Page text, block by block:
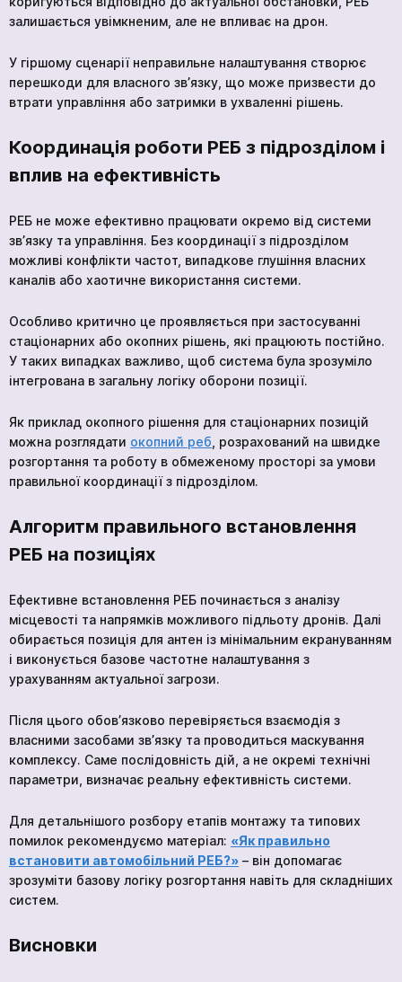
залишається увімкненим, але не впливає на дрон.
У гіршому сценарії неправильне налаштування створює
перешкоди для власного зв’язку, що може призвести до
втрати управління або затримки в ухваленні рішень.
Координація роботи РЕБ з підрозділом і
вплив на ефективність
РЕБ не може ефективно працювати окремо від системи
зв’язку та управління. Без координації з підрозділом
можливі конфлікти частот, випадкове глушіння власних
каналів або хаотичне використання системи.
Особливо критично це проявляється при застосуванні
стаціонарних або окопних рішень, які працюють постійно.
У таких випадках важливо, щоб система була зрозуміло
інтегрована в загальну логіку оборони позиції.
Як приклад окопного рішення для стаціонарних позицій
можна розглядати окопний реб , розрахований на швидке
розгортання та роботу в обмеженому просторі за умови
правильної координації з підрозділом.
Алгоритм правильного встановлення
РЕБ на позиціях
Ефективне встановлення РЕБ починається з аналізу
місцевості та напрямків можливого підльоту дронів. Далі
обирається позиція для антен із мінімальним екрануванням
і виконується базове частотне налаштування з
урахуванням актуальної загрози.
Після цього обов’язково перевіряється взаємодія з
власними засобами зв’язку та проводиться маскування
комплексу. Саме послідовність дій, а не окремі технічні
параметри, визначає реальну ефективність системи.
Для детальнішого розбору етапів монтажу та типових
помилок рекомендуємо матеріал: «Як правильно
встановити автомобільний РЕБ?» – він допомагає
зрозуміти базову логіку розгортання навіть для складніших
систем.
Висновки